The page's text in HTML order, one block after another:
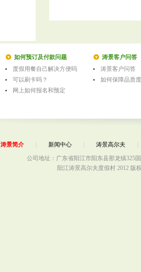
如何预订及付款问题
度假用餐自己解决方便吗
可以刷卡吗？
网上如何报名和预定
涛景客户问答
涛景客户问答
如何保障品质
涛景简介 新闻中心 涛景高尔夫
公司地址：广东省阳江市阳东县那龙镇325
阳江涛景高尔夫度假村 2012 版